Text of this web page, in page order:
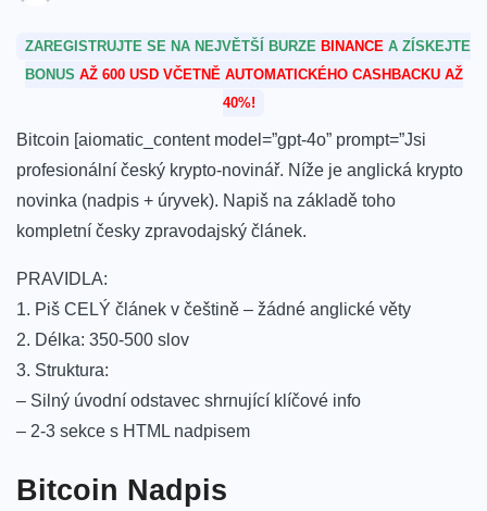
ZAREGISTRUJTE SE NA NEJVĚTŠÍ BURZE BINANCE A ZÍSKEJTE
BONUS AŽ 600 USD VČETNĚ AUTOMATICKÉHO CASHBACKU AŽ
40%!
Bitcoin [aiomatic_content model=”gpt-4o” prompt=”Jsi
profesionální český krypto-novinář. Níže je anglická krypto
novinka (nadpis + úryvek). Napiš na základě toho
kompletní česky zpravodajský článek.
PRAVIDLA:
1. Piš CELÝ článek v češtině – žádné anglické věty
2. Délka: 350-500 slov
3. Struktura:
– Silný úvodní odstavec shrnující klíčové info
– 2-3 sekce s HTML nadpisem
Bitcoin Nadpis